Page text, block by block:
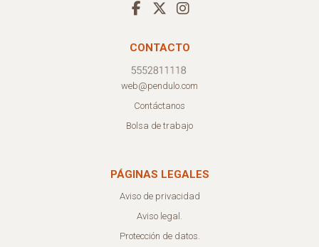
CONTACTO
web@pendulo.com
Contáctanos
Bolsa de trabajo
PÁGINAS LEGALES
Aviso de privacidad
Aviso legal.
Protección de datos.